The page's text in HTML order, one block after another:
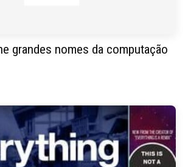
grandes nomes da computação